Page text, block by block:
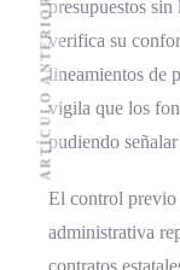
presupuestos
verifica su
lineamientos de
vigila que los
pudiendo
El control previo
administrativa
contratos
ARTÍCULO ANTERIOR